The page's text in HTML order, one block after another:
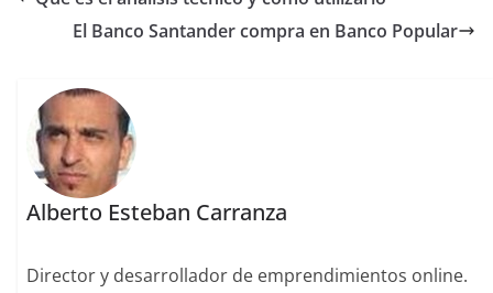
El Banco Santander compra en Banco Popular
Alberto Esteban Carranza
Director y desarrollador de emprendimientos online.